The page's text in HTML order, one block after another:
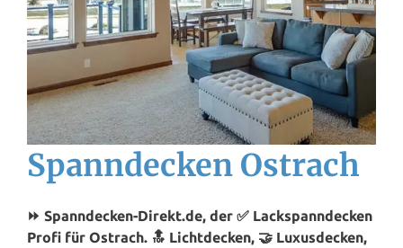
Spanndecken Ostrach
⏩ Spanndecken-Direkt.de, der ✅ Lackspanndecken
Profi für Ostrach. 🔝 Lichtdecken, 🤝 Luxusdecken,